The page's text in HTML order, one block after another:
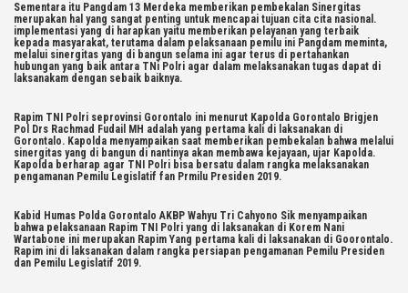
Sementara itu Pangdam 13 Merdeka memberikan pembekalan Sinergitas
merupakan hal yang sangat penting untuk mencapai tujuan cita cita nasional.
implementasi yang di harapkan yaitu memberikan pelayanan yang terbaik
kepada masyarakat, terutama dalam pelaksanaan pemilu ini Pangdam meminta,
melalui sinergitas yang di bangun selama ini agar terus di pertahankan
hubungan yang baik antara TNi Polri agar dalam melaksanakan tugas dapat di
laksanakam dengan sebaik baiknya.
Rapim TNI Polri seprovinsi Gorontalo ini menurut Kapolda Gorontalo Brigjen
Pol Drs Rachmad Fudail MH adalah yang pertama kali di laksanakan di
Gorontalo. Kapolda menyampaikan saat memberikan pembekalan bahwa melalui
sinergitas yang di bangun di nantinya akan membawa kejayaan, ujar Kapolda.
Kapolda berharap agar TNI Polri bisa bersatu dalam rangka melaksanakan
pengamanan Pemilu Legislatif fan Prmilu Presiden 2019.
Kabid Humas Polda Gorontalo AKBP Wahyu Tri Cahyono Sik menyampaikan
bahwa pelaksanaan Rapim TNI Polri yang di laksanakan di Korem Nani
Wartabone ini merupakan Rapim Yang pertama kali di laksanakan di Goorontalo.
Rapim ini di laksanakan dalam rangka persiapan pengamanan Pemilu Presiden
dan Pemilu Legislatif 2019.